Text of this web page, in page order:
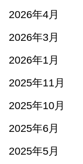
2026年4月
2026年3月
2026年1月
2025年11月
2025年10月
2025年6月
2025年5月